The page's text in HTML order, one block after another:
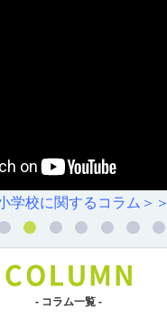
学校に関するコラム＞＞
- コラム一覧 -